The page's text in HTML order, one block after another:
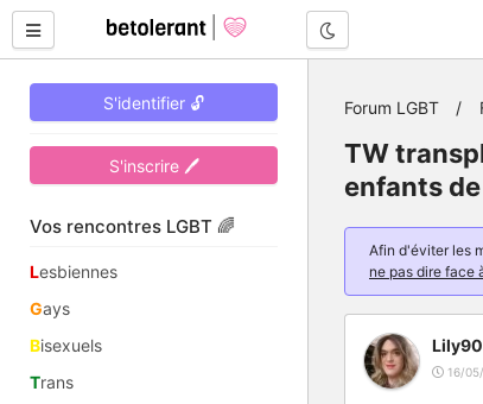
S'identifier 🔓
S'inscrire 🖊
Vos rencontres LGBT 🌈
Lesbiennes
Gays
Bisexuels
Trans
Forum LGBT
TW
enfants
Afin d'éviter les
ne pas dire face
16/